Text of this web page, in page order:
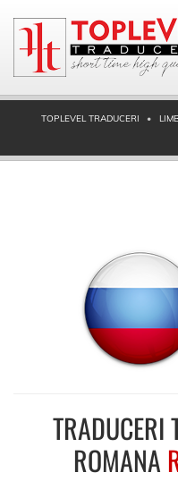
TOPLEVEL TRADUCERI
TRADUCERI
ROMANA